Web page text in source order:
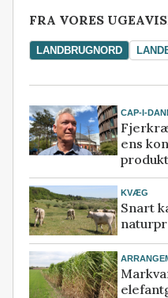
FRA VORES
LANDBRUGNORD
CAP-I-
ens
KVÆG
Snart